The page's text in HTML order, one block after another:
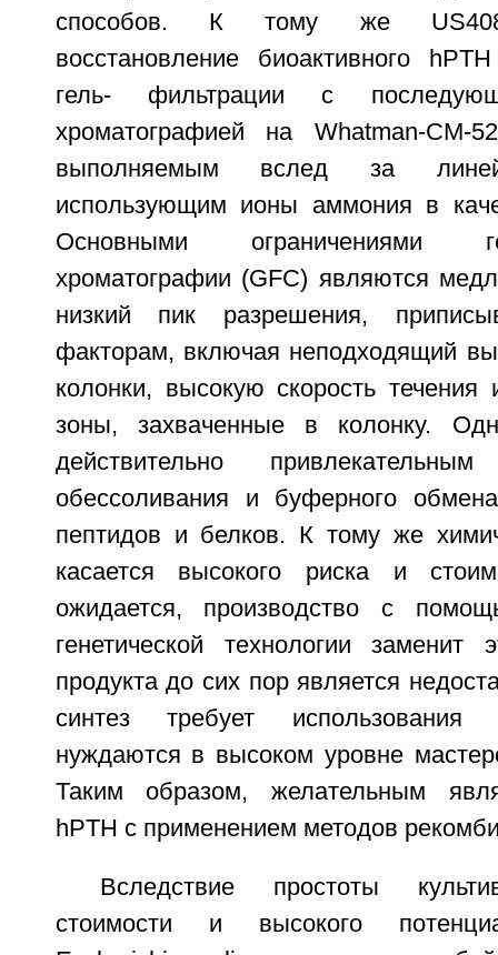
способов. К тому же
восстановление биоактивного
гель- фильтрации с
хроматографией на Whatman-СМ-
выполняемым вслед за
использующим ионы аммония в
Основными ограничениями
хроматографии (GFC) являются
низкий пик разрешения,
факторам, включая неподходящий
колонки, высокую скорость
зоны, захваченные в колонку.
действительно
обессоливания и буферного
пептидов и белков. К тому же
касается высокого риска и
ожидается, производство с
генетической технологии заменит
продукта до сих пор является
синтез требует использования
нуждаются в высоком уровне
Таким образом, желательным
hPTH с применением методов
Вследствие простоты
стоимости и высокого